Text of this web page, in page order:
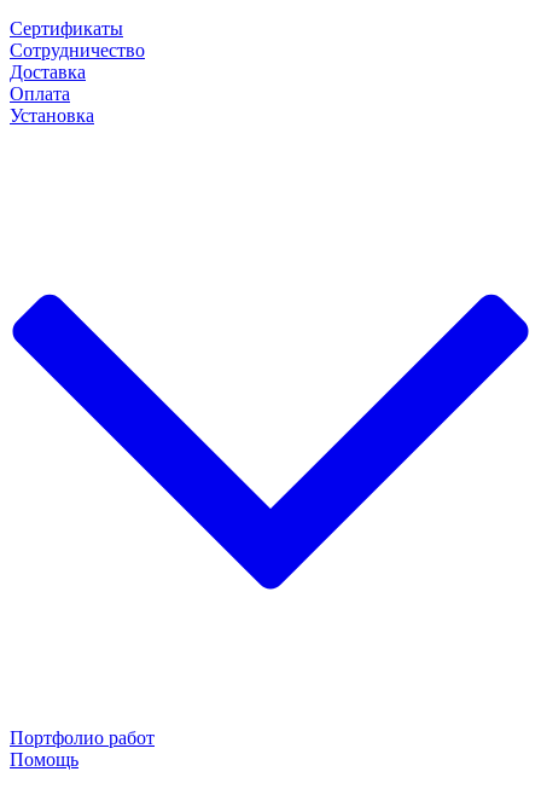
Сертификаты
Сотрудничество
Доставка
Оплата
Установка
Портфолио работ
Помощь